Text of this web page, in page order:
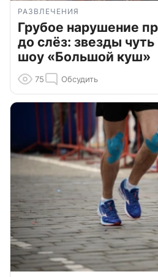
РАЗВЛЕЧЕНИЯ
Грубое нарушение
до слёз: звезды чуть
шоу «Большой куш»
75 Обсудить